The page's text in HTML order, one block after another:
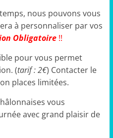
nous pouvons vous
à personnaliser par vos
Obligatoire!!
pour vous permet
(tarif : 2€) Contacter le
places limitées.
vous
avec grand plaisir de